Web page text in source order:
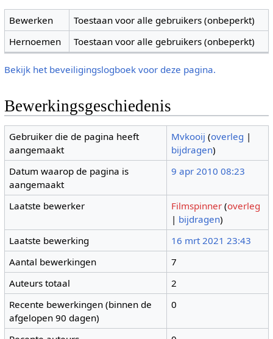
Bewerken
Toestaan voor alle gebruikers (onbeperkt)
Hernoemen
Toestaan voor alle gebruikers (onbeperkt)
Bekijk het beveiligingslogboek voor deze pagina.
Bewerkingsgeschiedenis
Gebruiker die de pagina heeft
aangemaakt
Mvkooij (overleg |
bijdragen)
Datum waarop de pagina is
aangemaakt
9 apr 2010 08:23
Laatste bewerker Filmspinner (overleg
| bijdragen)
Laatste bewerking
16 mrt 2021 23:43
Aantal bewerkingen
7
Auteurs totaal
2
Recente bewerkingen (binnen de
afgelopen 90 dagen)
0